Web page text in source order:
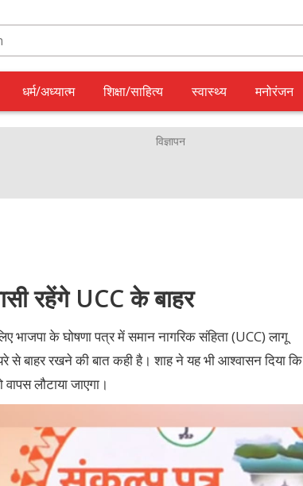
धर्म/अध्यात्म शिक्षा/साहित्य स्वास्थ्य मनोरंजन
रहेंगे UCC के बाहर
भाजपा के घोषणा पत्र में समान नागरिक संहिता (UCC) लागू
से बाहर रखने की बात कही है। शाह ने यह भी आश्वासन दिया कि
लौटाया जाएगा।